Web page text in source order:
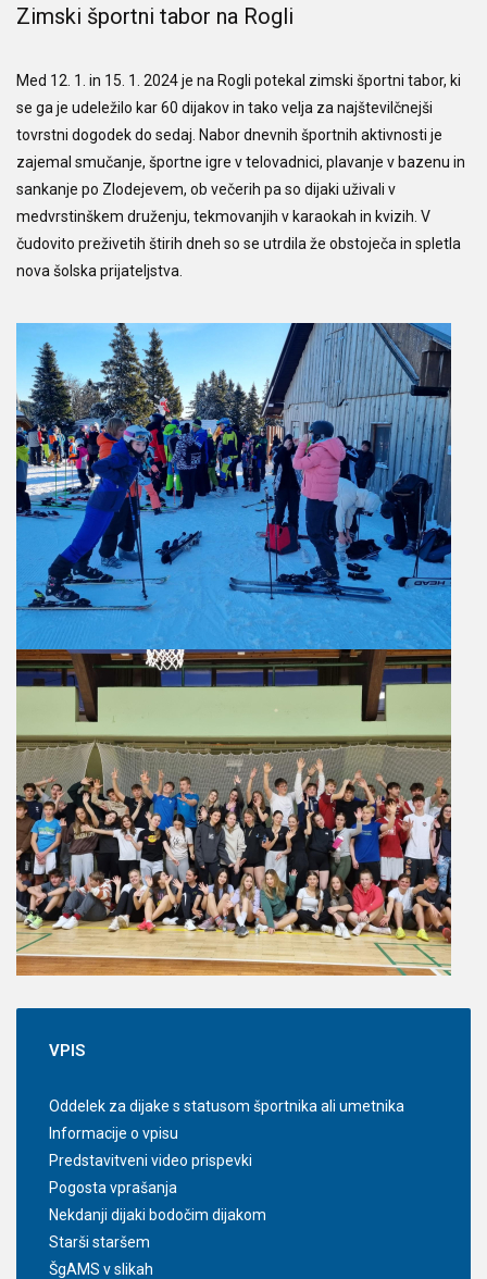
Zimski športni tabor na Rogli
Med 12. 1. in 15. 1. 2024 je na Rogli potekal zimski športni tabor, ki
se ga je udeležilo kar 60 dijakov in tako velja za najštevilčnejši
tovrstni dogodek do sedaj. Nabor dnevnih športnih aktivnosti je
zajemal smučanje, športne igre v telovadnici, plavanje v bazenu in
sankanje po Zlodejevem, ob večerih pa so dijaki uživali v
medvrstinškem druženju, tekmovanjih v karaokah in kvizih. V
čudovito preživetih štirih dneh so se utrdila že obstoječa in spletla
nova šolska prijateljstva.
VPIS
Oddelek za dijake s statusom športnika ali umetnika
Informacije o vpisu
Predstavitveni video prispevki
Pogosta vprašanja
Nekdanji dijaki bodočim dijakom
Starši staršem
ŠgAMS v slikah